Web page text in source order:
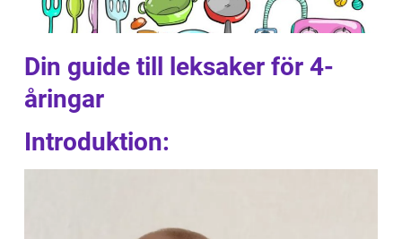
Din guide till leksaker för 4-
åringar
Introduktion: